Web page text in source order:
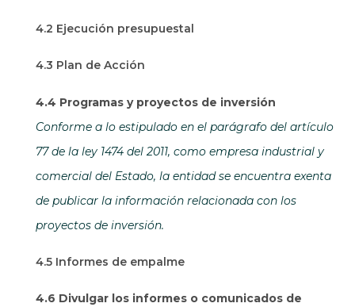
4.2 Ejecución presupuestal
4.3 Plan de Acción
4.4 Programas y proyectos de inversión
Conforme a lo estipulado en el parágrafo del artículo
77 de la ley 1474 del 2011, como empresa industrial y
comercial del Estado, la entidad se encuentra exenta
de publicar la información relacionada con los
proyectos de inversión.
4.5 Informes de empalme
4.6 Divulgar los informes o comunicados de